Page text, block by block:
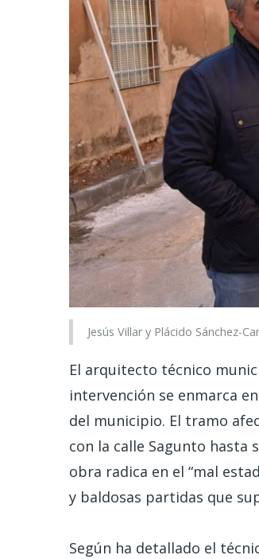
Jesús Villar y Plácido Sánchez-
El arquitecto técnico
intervención se enmarca
del municipio. El tramo
con la calle Sagunto hasta
obra radica en el “mal
y baldosas partidas que
Según ha detallado el